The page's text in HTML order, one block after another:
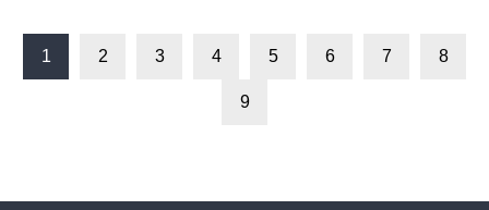
1 2 3 4 5 6 7 8
9